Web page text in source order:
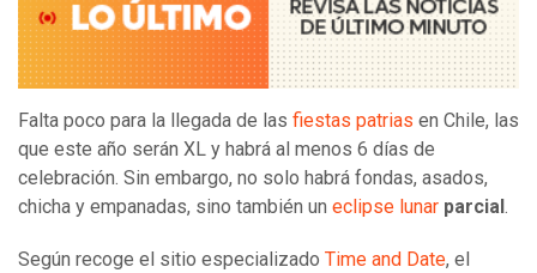
Falta poco para la llegada de las fiestas patrias en Chile, las
que este año serán XL y habrá al menos 6 días de
celebración. Sin embargo, no solo habrá fondas, asados,
chicha y empanadas, sino también un eclipse lunar parcial .
Según recoge el sitio especializado Time and Date, el